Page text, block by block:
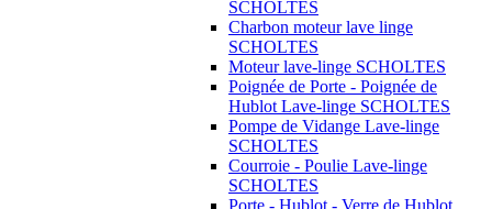
SCHOLTES
Charbon moteur lave linge
SCHOLTES
Moteur lave-linge SCHOLTES
Poignée de Porte - Poignée de
Hublot Lave-linge SCHOLTES
Pompe de Vidange Lave-linge
SCHOLTES
Courroie - Poulie Lave-linge
SCHOLTES
Porte - Hublot - Verre de Hublot